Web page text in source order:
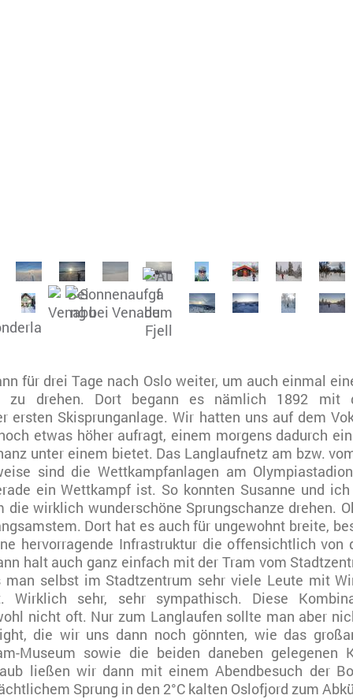
für drei Tage nach Oslo weiter, um auch einmal
zu drehen. Dort begann es nämlich 1892 mit
ersten Skisprunganlage. Wir hatten uns auf dem
etwas höher aufragt, einem morgens dadurch
unter einem bietet. Das Langlaufnetz am bzw.
sind die Wettkampfanlagen am
ein Wettkampf ist. So konnten Susanne und
die wirklich wunderschöne Sprungschanze drehen.
Dort hat es auch für ungewohnt breite,
hervorragende Infrastruktur die offensichtlich von
halt auch ganz einfach mit der Tram vom
man selbst im Stadtzentrum sehr viele Leute mit
Wirklich sehr, sehr sympathisch. Diese
nicht oft. Nur zum Langlaufen sollte man aber
die wir uns dann noch gönnten, wie das
Museum sowie die beiden daneben gelegenen
ließen wir dann mit einem Abendbesuch der
Sprung in den 2°C kalten Oslofjord zum